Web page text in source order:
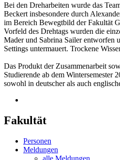
Bei den Dreharbeiten wurde das
Beckert insbesondere durch
im Bereich Bewegtbild der Fakultät
Vorfeld des Drehtags wurden die
Mader und Sabrina Sailer entworfen
Settings untermauert. Trockene
Das Produkt der Zusammenarbeit
Studierende ab dem
sowohl in deutscher als auch
Fakultät
Personen
Meldungen
alle Meldungen